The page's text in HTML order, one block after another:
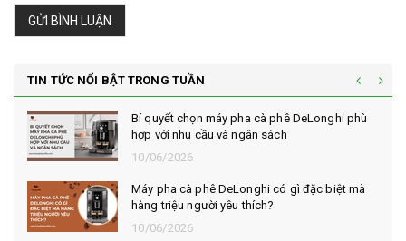
GỬI BÌNH LUẬN
TIN TỨC NỔI BẬT TRONG TUẦN
Bí quyết chọn máy pha cà phê DeLonghi phù
hợp với nhu cầu và ngân sách
10/06/2026
Máy pha cà phê DeLonghi có gì đặc biệt mà
hàng triệu người yêu thích?
10/06/2026